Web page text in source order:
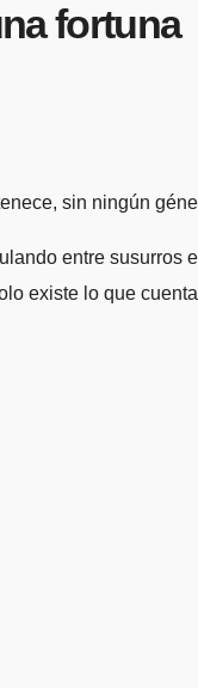
fortuna
sin ningún
entre susurros
existe lo que